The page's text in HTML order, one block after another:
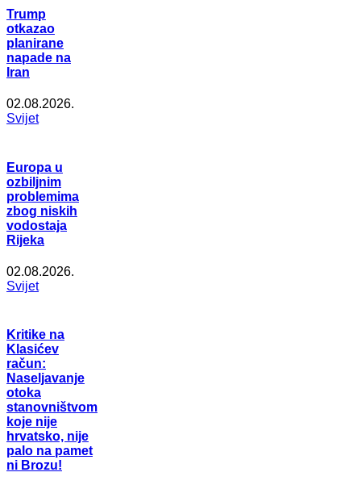
Trump
otkazao
planirane
napade na
Iran
02.08.2026.
Svijet
Europa u
ozbiljnim
problemima
zbog niskih
vodostaja
Rijeka
02.08.2026.
Svijet
Kritike na
Klasićev
račun:
Naseljavanje
otoka
stanovništvom
koje nije
hrvatsko, nije
palo na pamet
ni Brozu!